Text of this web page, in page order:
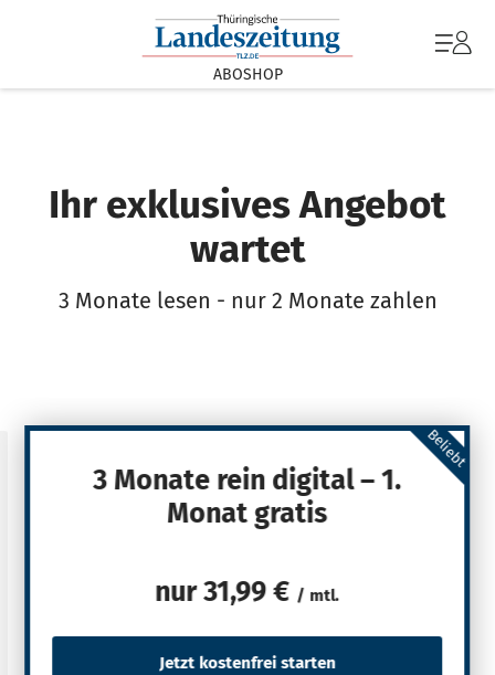
ABOSHOP
Ihr exklusives Angebot
wartet
3 Monate lesen - nur 2 Monate zahlen
Beliebt
3 Monate rein digital – 1.
Monat gratis
nur31,99 € / mtl.